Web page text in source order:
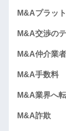
M&Aプラッ
M&A交渉の
M&A仲介業
M&A手数料
M&A業界へ
M&A詐欺